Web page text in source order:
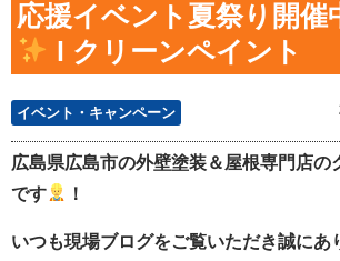
応援イベント夏祭り開催
l クリーンペイント
イベント・キャンペーン
広島県広島市の外壁塗装＆屋根専門店の
です
！
いつも現場ブログをご覧いただき誠にあ